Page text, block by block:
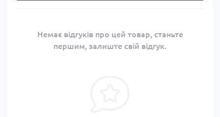
Немає відгуків про цей товар, станьте
першим, залиште свій відгук.